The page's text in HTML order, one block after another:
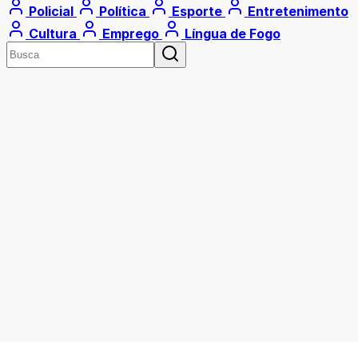
Policial
Política Esporte
Entretenimento
Cultura
Emprego Língua de Fogo